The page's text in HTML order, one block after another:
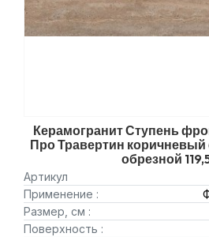
Керамогранит Ступень
Про Травертин
обрезной
Артикул
Применение :
Размер, см :
Поверхность :